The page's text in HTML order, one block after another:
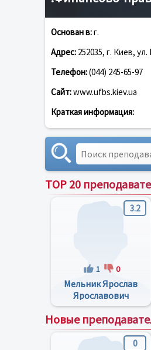
Основан в:г.
Адрес: 252035, г. Киев,
Телефон:(044) 245-65-97
Сайт:www.ufbs.kiev.ua
Краткая информация:
TOP 20
3.2
1 0
Мельник Ярослав
Ярославович
Новые
0